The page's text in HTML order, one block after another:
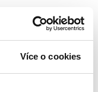
Více o cookies